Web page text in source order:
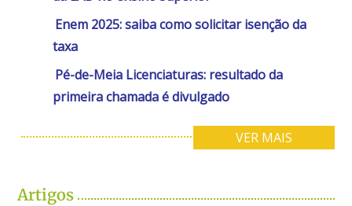
Enem 2025: saiba como solicitar isenção da
taxa
Pé-de-Meia Licenciaturas: resultado da
primeira chamada é divulgado
VER MAIS
Artigos